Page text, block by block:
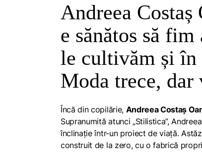
Andreea Costaș
e sănătos să
le cultivăm și în
Moda trece, dar
Încă din copilărie, Andreea Costaș
Supranumită atunci „Stilistica”,
înclinație într-un proiect de viață.
construit de la zero, cu o fabrică